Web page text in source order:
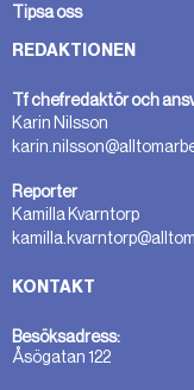
Tipsa oss
REDAKTIONEN
Tf chefredaktör och
Karin Nilsson
Reporter
Kamilla Kvarntorp
KONTAKT
Besöksadress:
Åsögatan 122